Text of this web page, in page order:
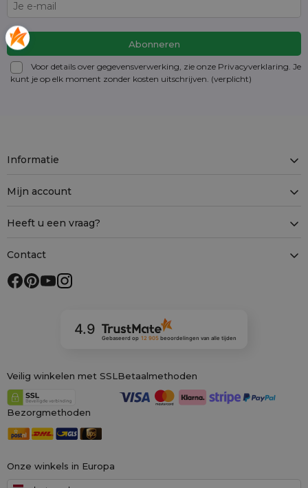
Voor details over gegevensverwerking, zie onze Privacyverklaring. Je
kunt je op elk moment zonder kosten uitschrijven . (verplicht)
Onze winkels in Europa
Informatie
Mijn account
Heeft u een vraag?
Contact
4.9
Gebaseerd op 12 905 beoordelingenvan alle tijden
Veilig winkelen met SSL Betaalmethoden
Bezorgmethoden